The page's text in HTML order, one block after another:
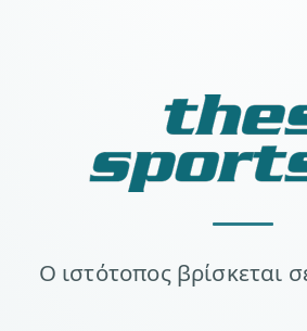
Ο ιστότοπος βρίσκεται